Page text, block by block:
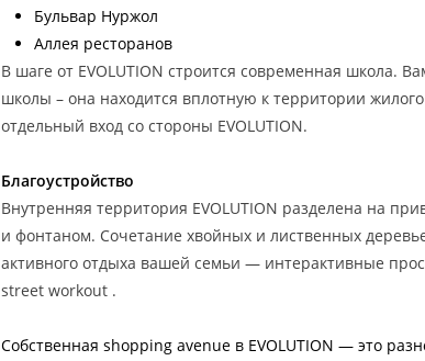
Бульвар Нуржол
Аллея ресторанов
В шаге от EVOLUTION строится современная школа.
школы – она находится вплотную к территории
отдельный вход со стороны EVOLUTION.
Благоустройство
Внутренняя территория EVOLUTION разделена на
и фонтаном. Сочетание хвойных и лиственных
активного отдыха вашей семьи — интерактивные
street workout .
Собственная shopping avenue в EVOLUTION — это